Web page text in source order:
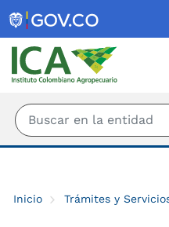
Inicio Trámites y